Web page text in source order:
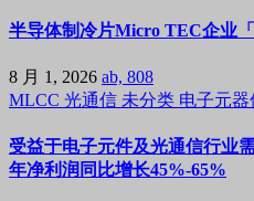
半导体制冷片Micro TEC企业
8 月 1, 2026 ab, 808
MLCC 光通信 未分类 电子元器
受益于电子元件及光通信行业
年净利润同比增长45%-65%